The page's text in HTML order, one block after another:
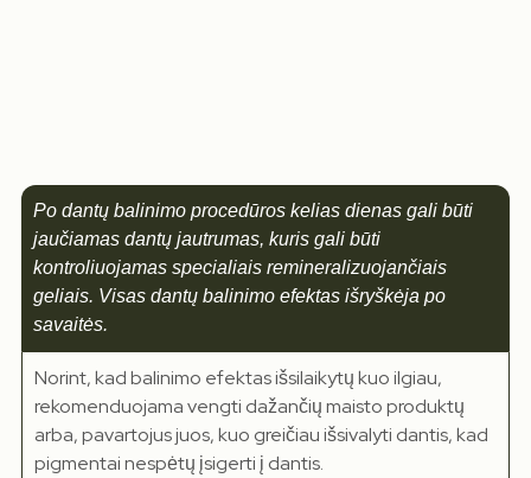
Po dantų balinimo procedūros kelias dienas gali būti
jaučiamas dantų jautrumas, kuris gali būti
kontroliuojamas specialiais remineralizuojančiais
geliais. Visas dantų balinimo efektas išryškėja po
savaitės.
Norint, kad balinimo efektas išsilaikytų kuo ilgiau,
rekomenduojama vengti dažančių maisto produktų
arba, pavartojus juos, kuo greičiau išsivalyti dantis, kad
pigmentai nespėtų įsigerti į dantis.